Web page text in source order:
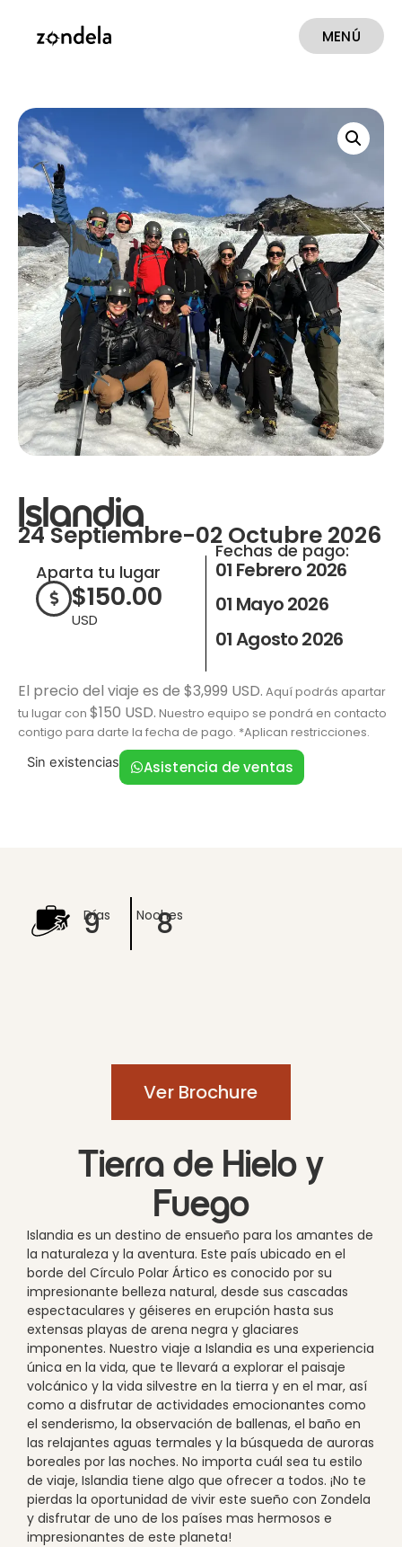
MENÚ
Islandia
24 Septiembre-02 Octubre 2026
Aparta tu lugar
$150.00
USD
Fechas de pago:
01 Febrero 2026
01 Mayo 2026
01 Agosto 2026
El precio del viaje es de $3,999 USD. Aquí podrás apartar
tu lugar con $150 USD. Nuestro equipo se pondrá en contacto
contigo para darte la fecha de pago. *Aplican restricciones.
Sin existencias Asistencia de ventas
Días
9 Noches
8
Ver Brochure
Tierra de Hielo y
Fuego
Islandia es un destino de ensueño para los amantes de
la naturaleza y la aventura. Este país ubicado en el
borde del Círculo Polar Ártico es conocido por su
impresionante belleza natural, desde sus cascadas
espectaculares y géiseres en erupción hasta sus
extensas playas de arena negra y glaciares
imponentes. Nuestro viaje a Islandia es una experiencia
única en la vida, que te llevará a explorar el paisaje
volcánico y la vida silvestre en la tierra y en el mar, así
como a disfrutar de actividades emocionantes como
el senderismo, la observación de ballenas, el baño en
las relajantes aguas termales y la búsqueda de auroras
boreales por las noches. No importa cuál sea tu estilo
de viaje, Islandia tiene algo que ofrecer a todos. ¡No te
pierdas la oportunidad de vivir este sueño con Zondela
y disfrutar de uno de los países mas hermosos e
impresionantes de este planeta!